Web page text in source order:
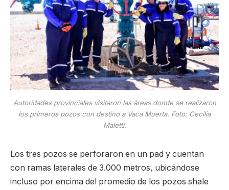
Autoridades provinciales visitaron las áreas donde se realizaron
los primeros pozos con destino a Vaca Muerta. Foto: Cecilia
Maletti.
Los tres pozos se perforaron en un pad y cuentan
con ramas laterales de 3.000 metros, ubicándose
incluso por encima del promedio de los pozos shale